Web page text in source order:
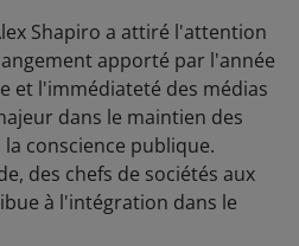
Shapiro a attiré l'attention
apporté par l'année
et l'immédiateté des médias
dans le maintien des
conscience publique.
des chefs de sociétés aux
à l'intégration dans le